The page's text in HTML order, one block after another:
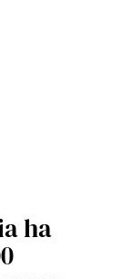
ha